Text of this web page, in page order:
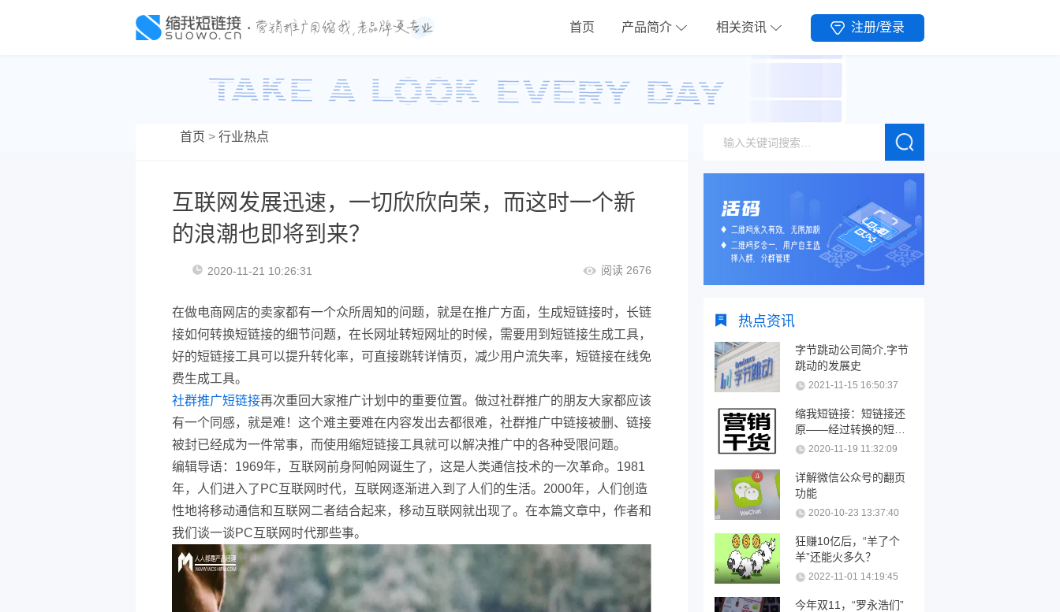
首页 产品简介 相关资讯 注册/登录
首页 > 行业热点
互联网发展迅速，一切欣欣向荣，而这时一个新
的浪潮也即将到来？
2020-11-21 10:26:31 阅读 2676
在做电商网店的卖家都有一个众所周知的问题，就是在推广方面，生成短链接时，长链
接如何转换短链接的细节问题，在长网址转短网址的时候，需要用到短链接生成工具，
好的短链接工具可以提升转化率，可直接跳转详情页，减少用户流失率，短链接在线免
费生成工具。
社群推广短链接再次重回大家推广计划中的重要位置。做过社群推广的朋友大家都应该
有一个同感，就是难！这个难主要难在内容发出去都很难，社群推广中链接被删、链接
被封已经成为一件常事，而使用缩短链接工具就可以解决推广中的各种受限问题。
编辑导语：1969年，互联网前身阿帕网诞生了，这是人类通信技术的一次革命。1981
年，人们进入了PC互联网时代，互联网逐渐进入到了人们的生活。2000年，人们创造
性地将移动通信和互联网二者结合起来，移动互联网就出现了。在本篇文章中，作者和
我们谈一谈PC互联网时代那些事。
热点资讯
字节跳动公司简介,字节
跳动的发展史
2021-11-15 16:50:37
缩我短链接：短链接还
原——经过转换的短链
接可以还原吗？
2020-11-19 11:32:09
详解微信公众号的翻页
功能
2020-10-23 13:37:40
狂赚10亿后，“羊了个
羊”还能火多久？
2022-11-01 14:19:45
今年双11，“罗永浩们”